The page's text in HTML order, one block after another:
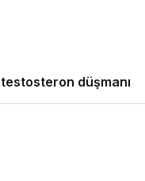
düşmanı